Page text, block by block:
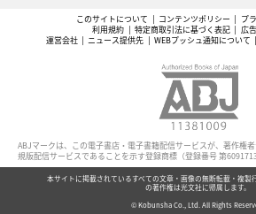
このサイトについて コンテンツポリシー
プ
利用規約
特定商取引法に基づく表記
広
運営会社
ニュース提供先 WEBプッシュ通知について
ABJマークは、この電子書店・電子書籍配信サービスが、著作権
規版配信サービスであることを示す登録商標（登録番号 第6091713
本サイトに掲載されているすべての文章・画像の無断転載・複製
の著作権は光文社に帰属します。
© Kobunsha Co., Ltd. All Rights